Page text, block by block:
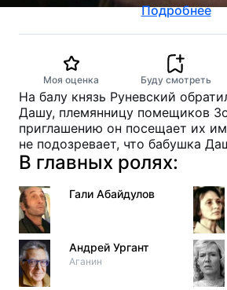
Подробнее
Моя оценка Буду смотреть
На балу князь Руневский
Дашу, племянницу помещиков
приглашению он посещает их
не подозревает, что бабушка
В главных ролях:
Гали Абайдулов
Андрей Ургант
Аганин